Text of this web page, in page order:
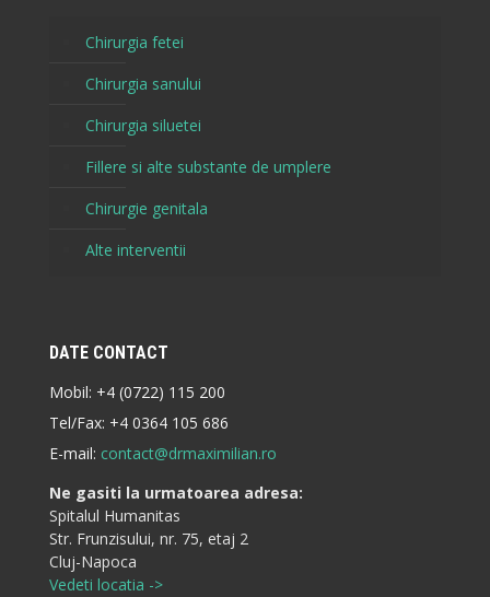
Chirurgia fetei
Chirurgia sanului
Chirurgia siluetei
Fillere si alte substante de umplere
Chirurgie genitala
Alte interventii
DATE CONTACT
Mobil: +4 (0722) 115 200
Tel/Fax: +4 0364 105 686
E-mail: contact@drmaximilian.ro
Ne gasiti la urmatoarea adresa:
Spitalul Humanitas
Str. Frunzisului, nr. 75, etaj 2
Cluj-Napoca
Vedeti locatia ->